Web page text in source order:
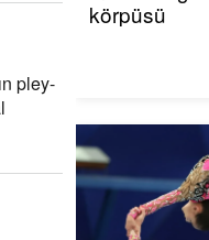
pley-
körpüsü